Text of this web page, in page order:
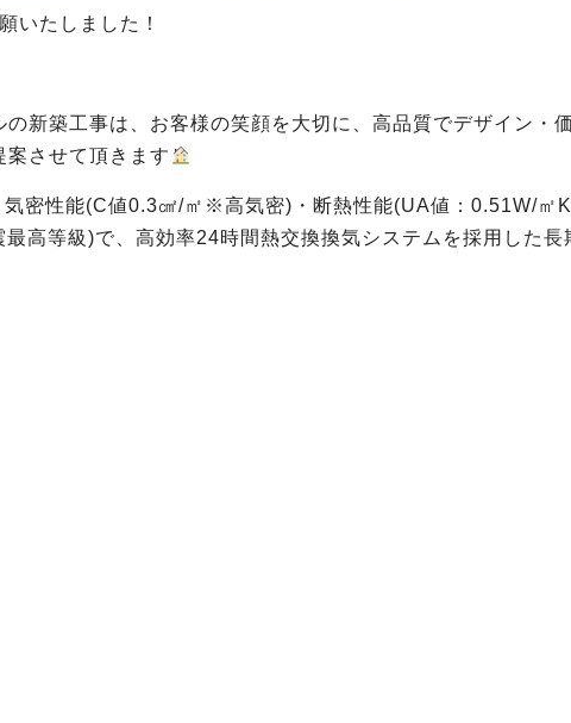
いたしました！
の新築工事は、お客様の笑顔を大切に、高品質でデザイン・
案させて頂きます
密性能(C値0.3㎠/㎡※高気密)・断熱性能(UA値：0.51W/㎡
高等級)で、高効率24時間熱交換換気システムを採用した長